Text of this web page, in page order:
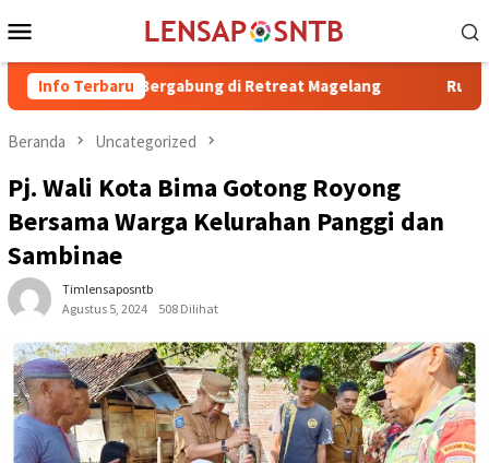
ke
Mobile
Info Terbaru
Bergabung di Retreat Magelang Rutan Kelas IIB
Beranda Uncategorized
Pj. Wali Kota Bima Gotong Royong
Bersama Warga Kelurahan Panggi dan
Sambinae
Timlensaposntb
Agustus 5, 2024
508 Dilihat